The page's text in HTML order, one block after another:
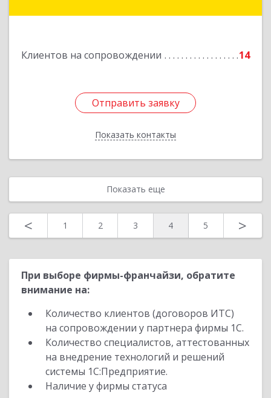
Клиентов на сопровождении 14
Отправить заявку
Показать контакты
Отправить заявку
Назад
Показать еще
< 1 2 3 4 5 >
При выборе фирмы-франчайзи, обратите
внимание на:
Количество клиентов (договоров ИТС)
на сопровождении у партнера фирмы 1С.
Количество специалистов, аттестованных
на внедрение технологий и решений
системы 1С:Предприятие.
Наличие у фирмы статуса